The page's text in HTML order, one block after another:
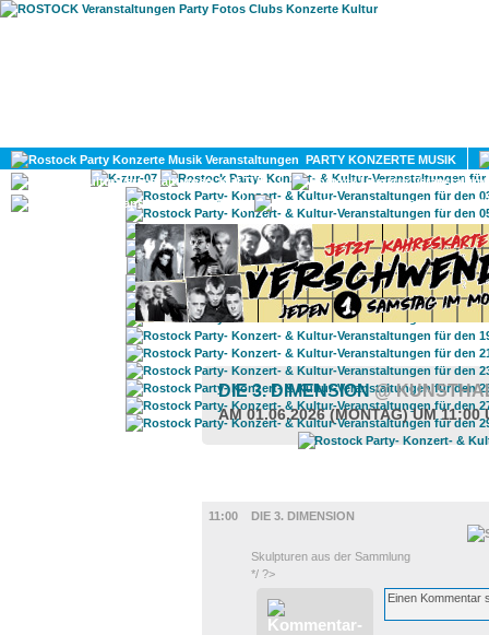
PARTY KONZERTE MUSIK
KULTUR
GAY
DIE 3. DIMENSION@
AM 01.06.2026 (MONTAG) UM 11:00
11:00
DIE 3. DIMENSION
Skulpturen aus der Sammlung
*/ ?>